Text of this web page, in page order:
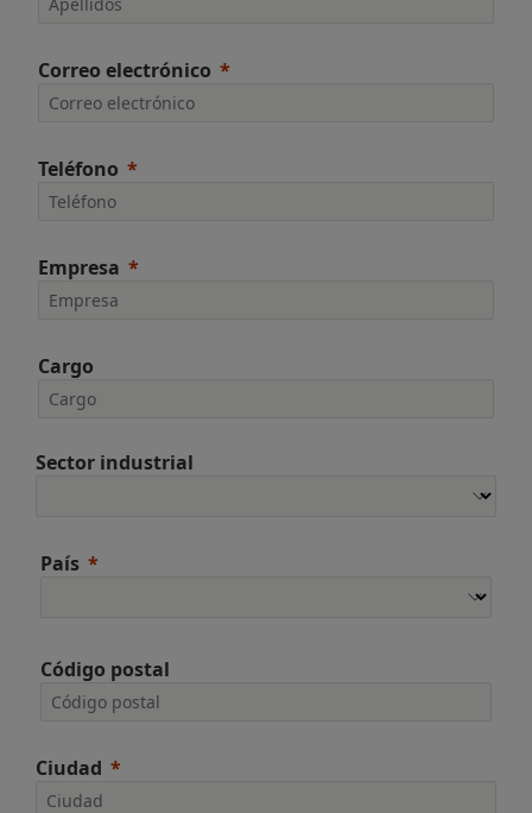
Correo electrónico
Teléfono
Empresa
Cargo
Sector industrial
País
Código postal
Ciudad